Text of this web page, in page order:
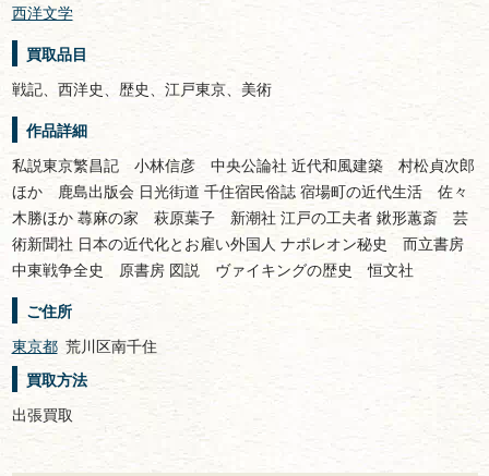
西洋文学
買取品目
戦記、西洋史、歴史、江戸東京、美術
作品詳細
私説東京繁昌記 小林信彦 中央公論社 近代和風建築 村松貞次郎
ほか 鹿島出版会 日光街道 千住宿民俗誌 宿場町の近代生活 佐々
木勝ほか 蕁麻の家 萩原葉子 新潮社 江戸の工夫者 鍬形蕙斎 芸
術新聞社 日本の近代化とお雇い外国人 ナポレオン秘史 而立書房
中東戦争全史 原書房 図説 ヴァイキングの歴史 恒文社
ご住所
東京都 荒川区南千住
買取方法
出張買取